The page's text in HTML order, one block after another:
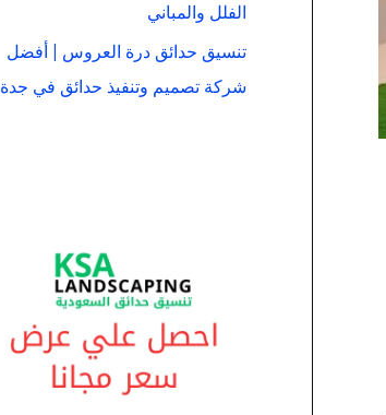
الفلل والمباني
تنسيق حدائق درة العروس | أفضل
شركة تصميم وتنفيذ حدائق في جدة